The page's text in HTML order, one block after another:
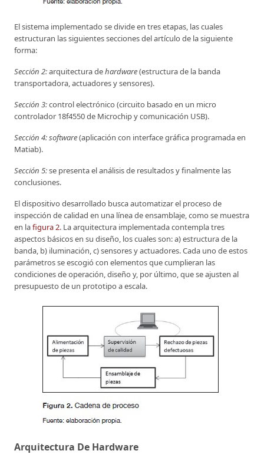
El sistema implementado se divide en tres etapas, las cuales
estructuran las siguientes secciones del artículo de la siguiente
forma:
Sección 2:arquitectura dehardware(estructura de la banda
transportadora, actuadores y sensores).
Sección 3:control electrónico (circuito basado en un micro
controlador 18f4550 de Microchip y comunicación USB).
Sección 4: software(aplicación con interface gráfica programada en
Matiab).
Sección 5:se presenta el análisis de resultados y finalmente las
conclusiones.
El dispositivo desarrollado busca automatizar el proceso de
inspección de calidad en una línea de ensamblaje, como se muestra
en lafigura 2. La arquitectura implementada contempla tres
aspectos básicos en su diseño, los cuales son: a) estructura de la
banda, b) iluminación, c) sensores y actuadores. Cada uno de estos
parámetros se escogió con elementos que cumplieran las
condiciones de operación, diseño y, por último, que se ajusten al
presupuesto de un prototipo a escala.
Arquitectura De Hardware